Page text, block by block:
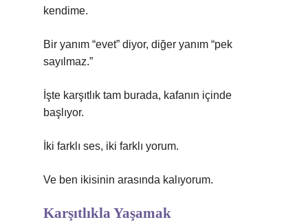
kendime.
Bir yanım “evet” diyor, diğer yanım “pek
sayılmaz.”
İşte karşıtlık tam burada, kafanın içinde
başlıyor.
İki farklı ses, iki farklı yorum.
Ve ben ikisinin arasında kalıyorum.
Karşıtlıkla Yaşamak